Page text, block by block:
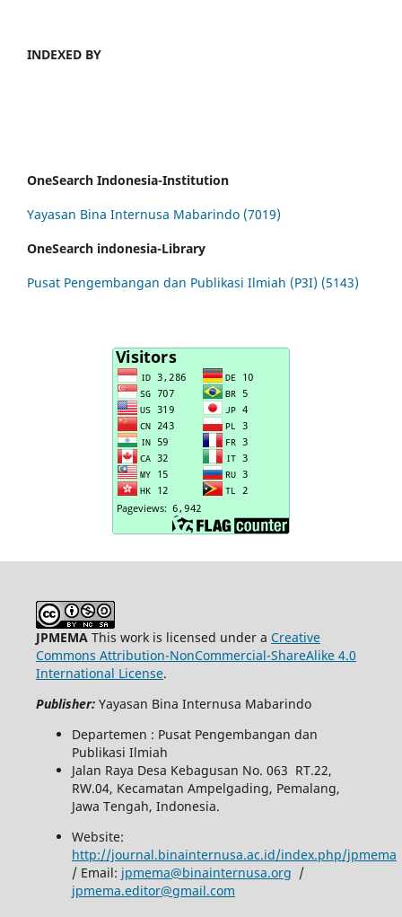
INDEXED BY
OneSearch Indonesia-Institution
Yayasan Bina Internusa Mabarindo (7019)
OneSearch indonesia-Library
Pusat Pengembangan dan Publikasi Ilmiah (P3I) (5143)
JPMEMAThis work is licensed under a Creative
Commons Attribution-NonCommercial-ShareAlike 4.0
International License.
Publisher: Yayasan Bina Internusa Mabarindo
Departemen : Pusat Pengembangan dan
Publikasi Ilmiah
Jalan Raya Desa Kebagusan No. 063 RT.22,
RW.04, Kecamatan Ampelgading, Pemalang,
Jawa Tengah, Indonesia.
Website:
http://journal.binainternusa.ac.id/index.php/jpmema
/ Email: jpmema@binainternusa.org /
jpmema.editor@gmail.com